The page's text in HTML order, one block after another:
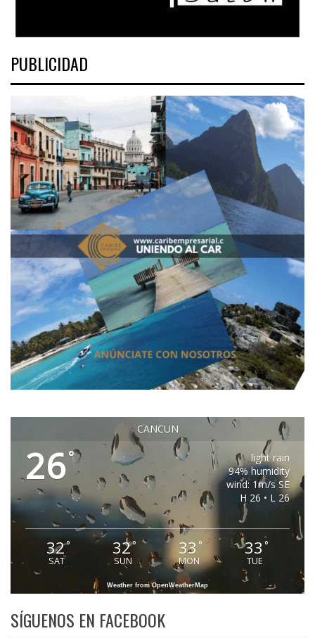
PUBLICIDAD
CANCUN
26°
light rain
94% humidity
wind: 1m/s SE
H 26 • L 26
32°
SAT
32°
SUN
33 °
MON
33 °
TUE
Weather from OpenWeatherMap
SÍGUENOS EN FACEBOOK